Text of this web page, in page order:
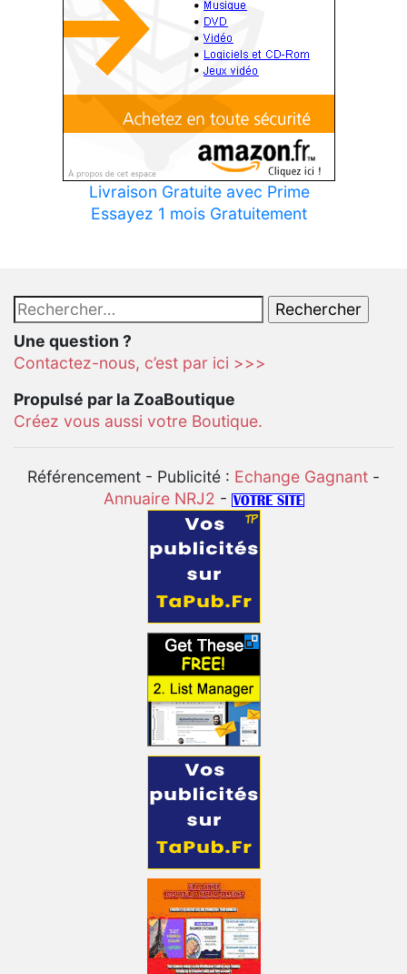
Livraison Gratuite avec Prime
Essayez 1 mois Gratuitement
Rechercher :
Une question ?
Contactez-nous, c’est par ici >>>
Propulsé par la ZoaBoutique
Créez vous aussi votre Boutique.
Référencement - Publicité : Echange Gagnant -
Annuaire NRJ2 -